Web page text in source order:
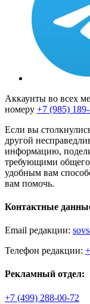
Аккаунты во всех
номеру +7 (985)
Если вы
другой
информацию,
требующими
удобным вам
вам помочь.
Контактные
Email редакции:
Телефон редакции:
Рекламный отдел:
+7 (499) 288-00-72